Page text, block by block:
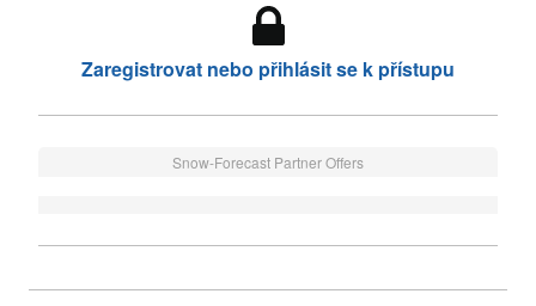
Zaregistrovat nebo přihlásit se k přístupu
Snow-Forecast Partner Offers